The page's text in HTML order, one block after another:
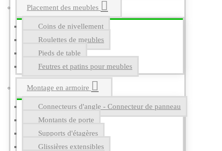
Placement des meubles
Coins de nivellement
Roulettes de meubles
Pieds de table
Feutres et patins pour meubles
Montage en armoire
Connecteurs d'angle - Connecteur de panneau
Montants de porte
Supports d'étagères
Glissières extensibles